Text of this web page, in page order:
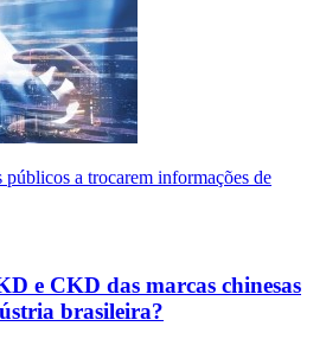
a trocarem informações de
e CKD das marcas chinesas
brasileira?